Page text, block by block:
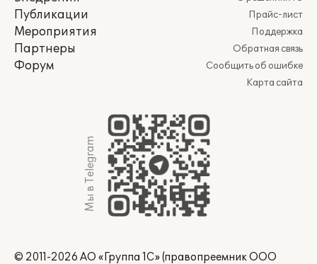
Публикации
Мероприятия
Партнеры
Форум
Прайс-лист
Поддержка
Обратная связь
Сообщить об ошибке
Карта сайта
Мы в Telegram
© 2011-2026 АО «Группа 1С» (правопреемник ООО